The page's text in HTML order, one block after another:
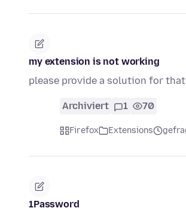
my extension is not working
please provide a solution for
Archiviert 1 70
Firefox Extensions
1Password